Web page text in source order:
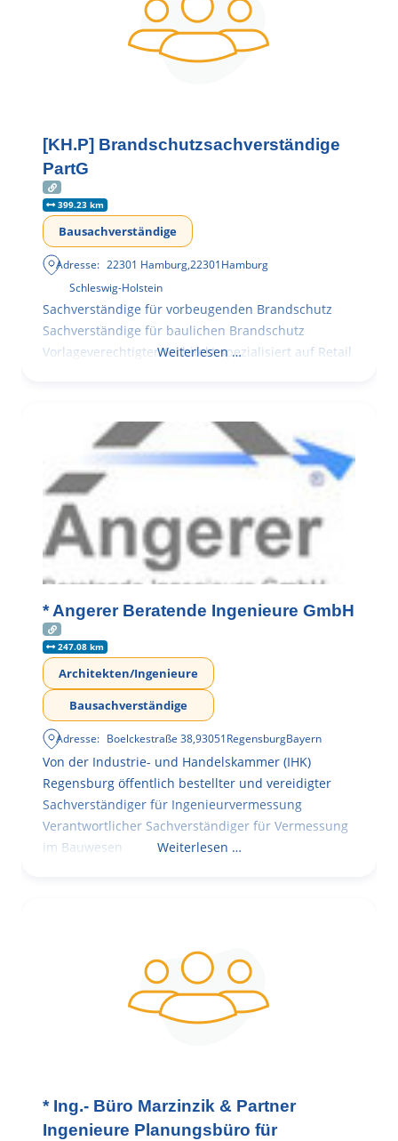
[KH.P] Brandschutzsachverständige
PartG
399.23 km
Bausachverständige
Adresse: 22301 Hamburg,22301Hamburg
Schleswig-Holstein
Sachverständige für vorbeugenden Brandschutz
Sachverständige für baulichen Brandschutz
Vorlageverechtigter Architekt spezialisiert auf Retail
Weiterlesen …
* Angerer Beratende Ingenieure GmbH
247.08 km
Architekten/Ingenieure
Bausachverständige
Adresse: Boelckestraße 38,93051RegensburgBayern
Von der Industrie- und Handelskammer (IHK)
Regensburg öffentlich bestellter und vereidigter
Sachverständiger für Ingenieurvermessung
Verantwortlicher Sachverständiger für Vermessung
im Bauwesen
Weiterlesen …
* Ing.- Büro Marzinzik & Partner
Ingenieure Planungsbüro für